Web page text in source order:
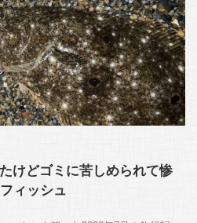
けどゴミに苦しめられて惨
ィッシュ